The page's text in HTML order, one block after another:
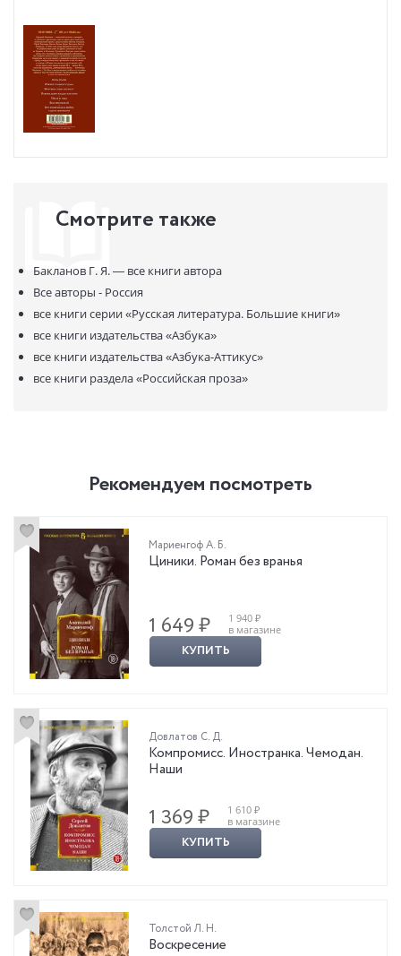
настоящее издание вошли самые известные произведения
Григория Бакланова, написанные в разные годы, включая ранние
военные повести «Южнее главного удара» и «Пядь земли», роман
«Июль 41 года», рассказы «Был месяц май», «Вот и кончилась
война» и «Надя».
Смотрите также
Бакланов Г. Я. — все книги автора
Все авторы - Россия
все книги серии«Русская литература. Большие книги»
все книги издательства«Азбука»
все книги издательства«Азбука-Аттикус»
все книги раздела«Российская проза»
Рекомендуем посмотреть
Мариенгоф А. Б.
Циники. Роман без вранья
1 649 ₽
1 940 ₽
в магазине
КУПИТЬ
Довлатов С. Д.
Компромисс. Иностранка. Чемодан.
Наши
1 369 ₽
1 610 ₽
в магазине
КУПИТЬ
Толстой Л. Н.
Воскресение